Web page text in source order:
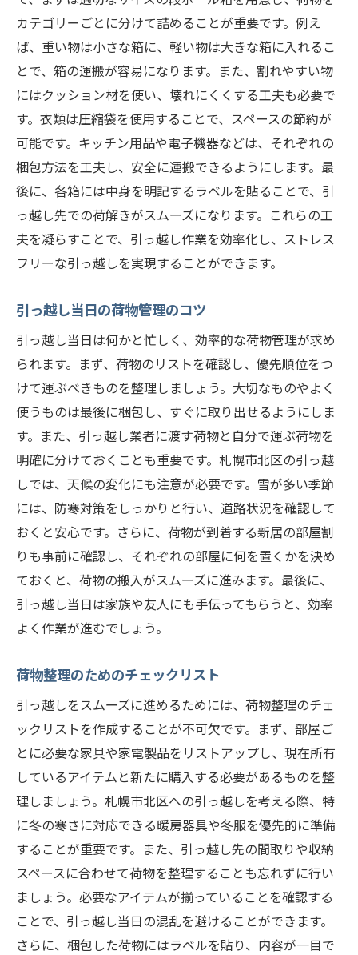
カテゴリーごとに分けて詰めることが重要です。例え
ば、重い物は小さな箱に、軽い物は大きな箱に入れるこ
とで、箱の運搬が容易になります。また、割れやすい物
にはクッション材を使い、壊れにくくする工夫も必要で
す。衣類は圧縮袋を使用することで、スペースの節約が
可能です。キッチン用品や電子機器などは、それぞれの
梱包方法を工夫し、安全に運搬できるようにします。最
後に、各箱には中身を明記するラベルを貼ることで、引
っ越し先での荷解きがスムーズになります。これらの工
夫を凝らすことで、引っ越し作業を効率化し、ストレス
フリーな引っ越しを実現することができます。
引っ越し当日の荷物管理のコツ
引っ越し当日は何かと忙しく、効率的な荷物管理が求め
られます。まず、荷物のリストを確認し、優先順位をつ
けて運ぶべきものを整理しましょう。大切なものやよく
使うものは最後に梱包し、すぐに取り出せるようにしま
す。また、引っ越し業者に渡す荷物と自分で運ぶ荷物を
明確に分けておくことも重要です。札幌市北区の引っ越
しでは、天候の変化にも注意が必要です。雪が多い季節
には、防寒対策をしっかりと行い、道路状況を確認して
おくと安心です。さらに、荷物が到着する新居の部屋割
りも事前に確認し、それぞれの部屋に何を置くかを決め
ておくと、荷物の搬入がスムーズに進みます。最後に、
引っ越し当日は家族や友人にも手伝ってもらうと、効率
よく作業が進むでしょう。
荷物整理のためのチェックリスト
引っ越しをスムーズに進めるためには、荷物整理のチェ
ックリストを作成することが不可欠です。まず、部屋ご
とに必要な家具や家電製品をリストアップし、現在所有
しているアイテムと新たに購入する必要があるものを整
理しましょう。札幌市北区への引っ越しを考える際、特
に冬の寒さに対応できる暖房器具や冬服を優先的に準備
することが重要です。また、引っ越し先の間取りや収納
スペースに合わせて荷物を整理することも忘れずに行い
ましょう。必要なアイテムが揃っていることを確認する
ことで、引っ越し当日の混乱を避けることができます。
さらに、梱包した荷物にはラベルを貼り、内容が一目で